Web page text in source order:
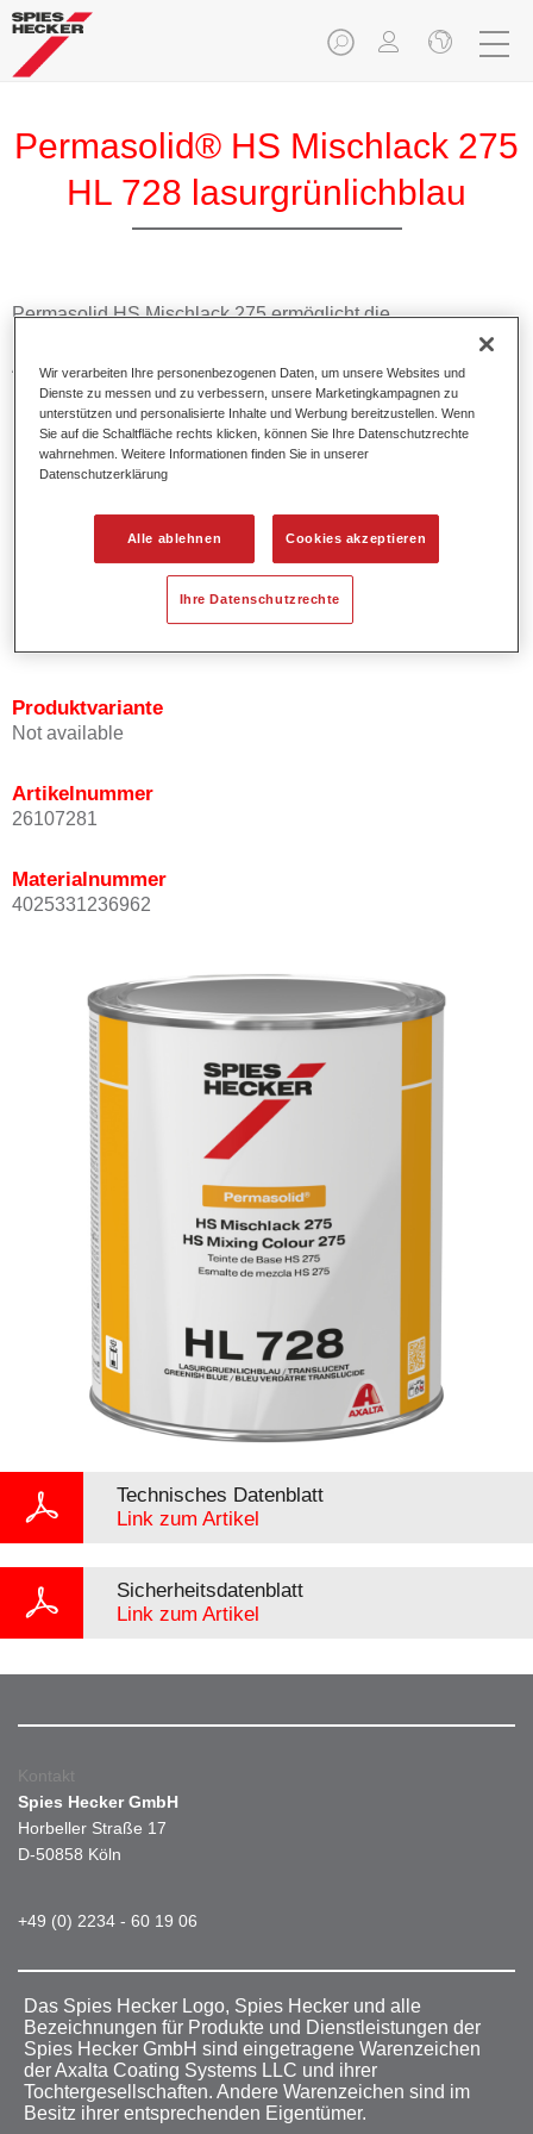
Permasolid® HS Mischlack 275
HL 728 lasurgrünlichblau
Permasolid HS Mischlack 275 ermöglicht die
Farbtonausmischung vom hochwertigen Permasolid HS
Autolack 275 mit allen Uni-Farbtönen für die Pkw-
Lackierung.
Produktmerkmale
Erlaubt eine einfache und schnelle Verarbeitung in 1,5
Ermöglicht schnelle Trocknungszeiten.
Bietet ein hohes Deckvermögen.
Besitzt einen exzellenten Decklackstand.
Entspricht den VOC Anforderungen.
Produktvariante
Not available
Artikelnummer
26107281
Materialnummer
4025331236962
Technisches Datenblatt
Link zum Artikel
Sicherheitsdatenblatt
Link zum Artikel
Kontakt
Spies Hecker GmbH
Horbeller Straße 17
D-50858 Köln
+49 (0) 2234 - 60 19 06
Das Spies Hecker Logo, Spies Hecker und alle
Bezeichnungen für Produkte und Dienstleistungen der
Spies Hecker GmbH sind eingetragene Warenzeichen
der Axalta Coating Systems LLC und ihrer
Tochtergesellschaften. Andere Warenzeichen sind im
Besitz ihrer entsprechenden Eigentümer.
Wir verarbeiten Ihre personenbezogenen Daten, um unsere Websites und
Dienste zu messen und zu verbessern, unsere Marketingkampagnen zu
unterstützen und personalisierte Inhalte und Werbung bereitzustellen. Wenn
Sie auf die Schaltfläche rechts klicken, können Sie Ihre Datenschutzrechte
wahrnehmen. Weitere Informationen finden Sie in unserer
Datenschutzerklärung
Alle ablehnen Cookies akzeptieren
Ihre Datenschutzrechte